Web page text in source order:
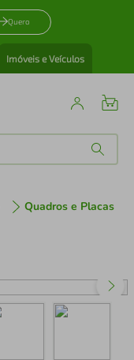
Quero
Imóveis e Veículos
Quadros e Placas